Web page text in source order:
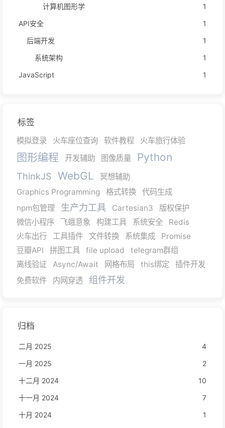
计算机图形学
1
API安全
1
后端开发
1
系统架构
1
JavaScript
1
标签
模拟登录 火车座位查询 软件教程 火车旅行体验
图形编程 开发辅助 图像质量 Python
ThinkJS WebGL
冥想辅助
Graphics Programming
格式转换
代码生成
npm包管理
生产力工具 Cartesian3
版权保护
微信小程序
飞蛾意象 构建工具 系统安全
Redis
火车出行
工具插件 文件转换 系统集成
Promise
豆瓣API
拼图工具 file upload
telegram群组
离线验证
Async/Await 网格布局 this绑定
插件开发
免费软件
内网穿透 组件开发
归档
二月 2025
4
一月 2025
2
十二月 2024
10
十一月 2024
7
十月 2024
1